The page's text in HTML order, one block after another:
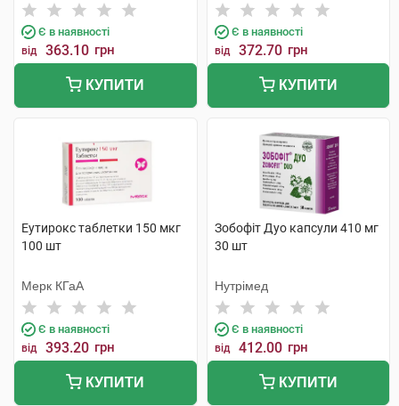
Є в наявності
від 363.10 грн
КУПИТИ
Є в наявності
від 372.70 грн
КУПИТИ
Еутирокс таблетки 150 мкг
100 шт
Мерк КГаА
Є в наявності
від 393.20 грн
КУПИТИ
Зобофіт Дуо капсули 410 мг
30 шт
Нутрімед
Є в наявності
від 412.00 грн
КУПИТИ